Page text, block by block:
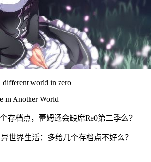
different world in zero
in Another World
存档点，蕾姆还会缺席Re0第二季么？
世界生活：多给几个存档点不好么？